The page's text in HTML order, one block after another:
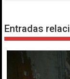
Entradas